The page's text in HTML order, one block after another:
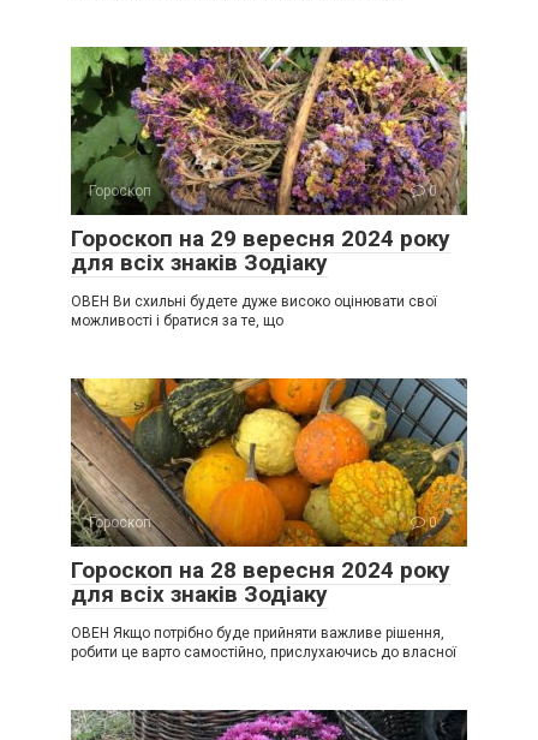
Гороскоп 0
Гороскоп на 29 вересня 2024 року
для всіх знаків Зодіаку
ОВЕН Ви схильні будете дуже високо оцінювати свої
можливості і братися за те, що
Гороскоп 0
Гороскоп на 28 вересня 2024 року
для всіх знаків Зодіаку
ОВЕН Якщо потрібно буде прийняти важливе рішення,
робити це варто самостійно, прислухаючись до власної